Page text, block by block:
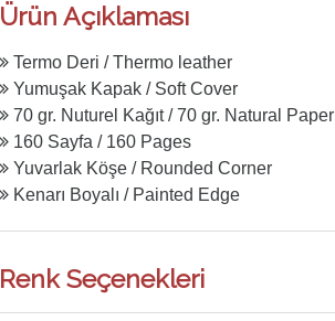
Ürün Açıklaması
Termo Deri / Thermo leather
Yumuşak Kapak / Soft Cover
70 gr. Nuturel Kağıt / 70 gr. Natural Paper
160 Sayfa / 160 Pages
Yuvarlak Köşe / Rounded Corner
Kenarı Boyalı / Painted Edge
Renk Seçenekleri